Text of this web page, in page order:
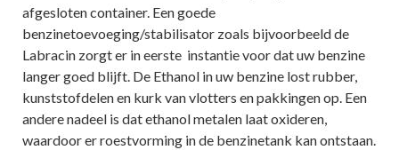
afgesloten container. Een goede
benzinetoevoeging/stabilisator zoals bijvoorbeeld de
Labracin zorgt er in eerste instantie voor dat uw benzine
langer goed blijft. De Ethanol in uw benzine lost rubber,
kunststofdelen en kurk van vlotters en pakkingen op. Een
andere nadeel is dat ethanol metalen laat oxideren,
waardoor er roestvorming in de benzinetank kan ontstaan.